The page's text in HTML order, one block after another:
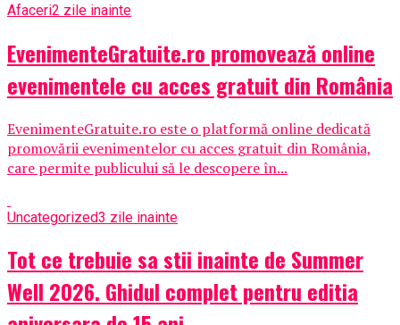
Afaceri2 zile inainte
EvenimenteGratuite.ro promovează online
evenimentele cu acces gratuit din România
EvenimenteGratuite.ro este o platformă online dedicată
promovării evenimentelor cu acces gratuit din România,
care permite publicului să le descopere în...
Uncategorized3 zile inainte
Tot ce trebuie sa stii inainte de Summer
Well 2026. Ghidul complet pentru editia